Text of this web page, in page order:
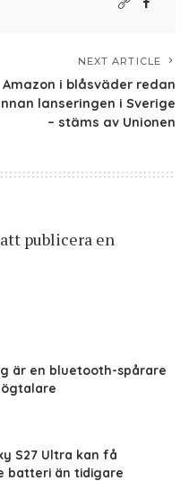
NEXT ARTICLE
Amazon i blåsväder redan
lanseringen i Sverige
– stäms av Unionen
publicera en
är en bluetooth-spårare
S27 Ultra kan få
batteri än tidigare